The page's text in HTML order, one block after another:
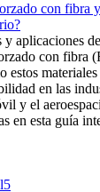
con fibra
y aplicaciones
con fibra
estos
en las
y el
en esta guía